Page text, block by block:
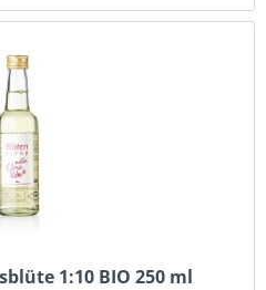
1:10 BIO 250 ml